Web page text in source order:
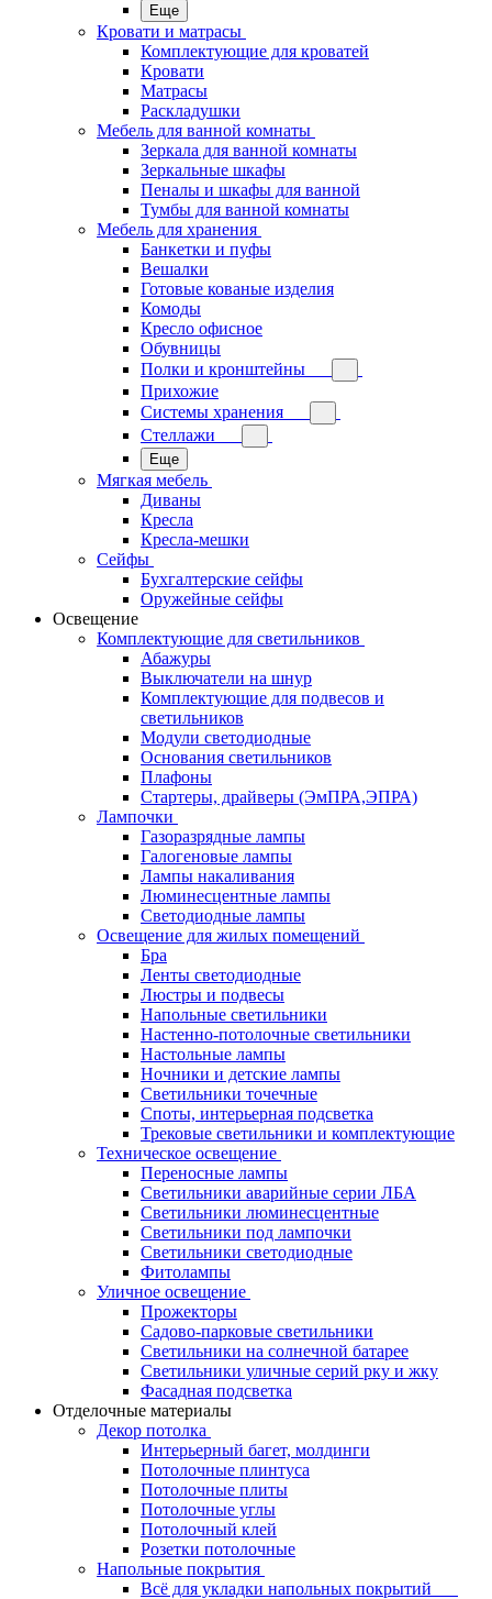
Еще
Кровати и матрасы
Комплектующие для кроватей
Кровати
Матрасы
Раскладушки
Мебель для ванной комнаты
Зеркала для ванной комнаты
Зеркальные шкафы
Пеналы и шкафы для ванной
Тумбы для ванной комнаты
Мебель для хранения
Банкетки и пуфы
Вешалки
Готовые кованые изделия
Комоды
Кресло офисное
Обувницы
Полки и кронштейны
Прихожие
Системы хранения
Стеллажи
Еще
Мягкая мебель
Диваны
Кресла
Кресла-мешки
Сейфы
Бухгалтерские сейфы
Оружейные сейфы
Освещение
Комплектующие для светильников
Абажуры
Выключатели на шнур
Комплектующие для подвесов и
светильников
Модули светодиодные
Основания светильников
Плафоны
Стартеры, драйверы (ЭмПРА,ЭПРА)
Лампочки
Газоразрядные лампы
Галогеновые лампы
Лампы накаливания
Люминесцентные лампы
Светодиодные лампы
Освещение для жилых помещений
Бра
Ленты светодиодные
Люстры и подвесы
Напольные светильники
Настенно-потолочные светильники
Настольные лампы
Ночники и детские лампы
Светильники точечные
Споты, интерьерная подсветка
Трековые светильники и комплектующие
Техническое освещение
Переносные лампы
Светильники аварийные серии ЛБА
Светильники люминесцентные
Светильники под лампочки
Светильники светодиодные
Фитолампы
Уличное освещение
Прожекторы
Садово-парковые светильники
Светильники на солнечной батарее
Светильники уличные серий рку и жку
Фасадная подсветка
Отделочные материалы
Декор потолка
Интерьерный багет, молдинги
Потолочные плинтуса
Потолочные плиты
Потолочные углы
Потолочный клей
Розетки потолочные
Напольные покрытия
Всё для укладки напольных покрытий